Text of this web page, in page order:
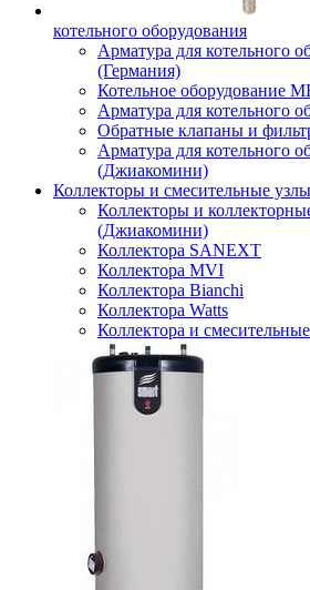
котельного оборудования
Арматура для котельного
(Германия)
Котельное оборудование
Арматура для котельного
Обратные клапаны и
Арматура для котельного
(Джиакомини)
Коллекторы и смесительные узлы
Коллекторы и
(Джиакомини)
Коллектора SANEXT
Коллектора MVI
Коллектора Bianchi
Коллектора Watts
Коллектора и